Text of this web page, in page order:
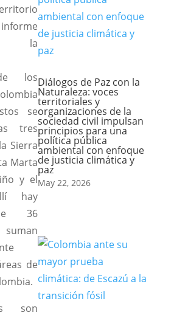
a la
los
se
tres
Sierra
Marta
y el
hay
36
suman
de
son
Diálogos de Paz con la
Naturaleza: voces
territoriales y
organizaciones de la
sociedad civil impulsan
principios para una
política pública
ambiental con enfoque
de justicia climática y
paz
May 22, 2026